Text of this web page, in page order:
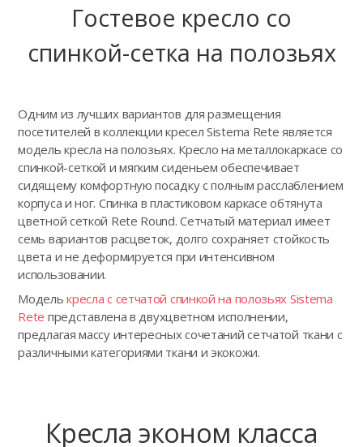
Гостевое кресло со
спинкой-сетка на полозьях
Одним из лучших вариантов для размещения
посетителей в коллекции кресел Sistema Rete является
модель кресла на полозьях. Кресло на металлокаркасе со
спинкой-сеткой и мягким сиденьем обеспечивает
сидящему комфортную посадку с полным расслаблением
корпуса и ног. Спинка в пластиковом каркасе обтянута
цветной сеткой Rete Round. Сетчатый материал имеет
семь вариантов расцветок, долго сохраняет стойкость
цвета и не деформируется при интенсивном
использовании.
Моделькресла с сетчатой спинкой на полозьях Sistema
Rete представлена в двухцветном исполнении,
предлагая массу интересных сочетаний сетчатой ткани с
различными категориями ткани и экокожи.
Кресла эконом класса